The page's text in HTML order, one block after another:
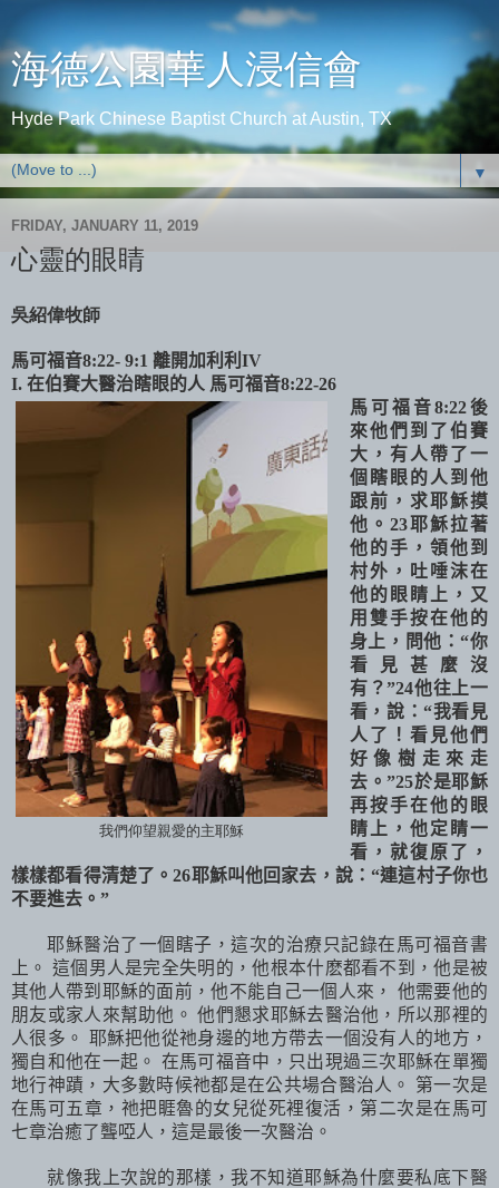
海德公園華人浸信會
Hyde Park Chinese Baptist Church at Austin, TX
▼
FRIDAY, JANUARY 11, 2019
心靈的眼睛
吳紹偉牧師
馬可福音8:22- 9:1 離開加利利 IV
I. 在伯賽大醫治瞎眼的人 馬可福音8:22-26
我們仰望親愛的主耶穌
馬可福音8:22後
來他們到了伯賽
大，有人帶了一
個瞎眼的人到他
跟前，求耶穌摸
他。 23耶穌拉著
他的手，領他到
村外，吐唾沫在
他的眼睛上，又
用雙手按在他的
身上，問他：“你
看見甚麼沒
有？”24他往上一
看，說：“我看見
人了！看見他們
好像樹走來走
去。”25於是耶穌
再按手在他的眼
睛上，他定睛一
看，就復原了，
樣樣都看得清楚了。26耶穌叫他回家去，說：“連這村子你也
不要進去。 ”
耶穌醫治了一個瞎子，這次的治療只記錄在馬可福音書
上。 這個男人是完全失明的，他根本什麽都看不到，他是被
其他人帶到耶穌的面前，他不能自己一個人來， 他需要他的
朋友或家人來幫助他。 他們懇求耶穌去醫治他，所以那裡的
人很多。 耶穌把他從祂身邊的地方帶去一個没有人的地方，
獨自和他在一起。 在馬可福音中，只出現過三次耶穌在單獨
地行神蹟，大多數時候祂都是在公共場合醫治人。 第一次是
在馬可五章，祂把睚魯的女兒從死裡復活，第二次是在馬可
七章治癒了聾啞人，這是最後一次醫治。
就像我上次說的那樣，我不知道耶穌為什麼要私底下醫